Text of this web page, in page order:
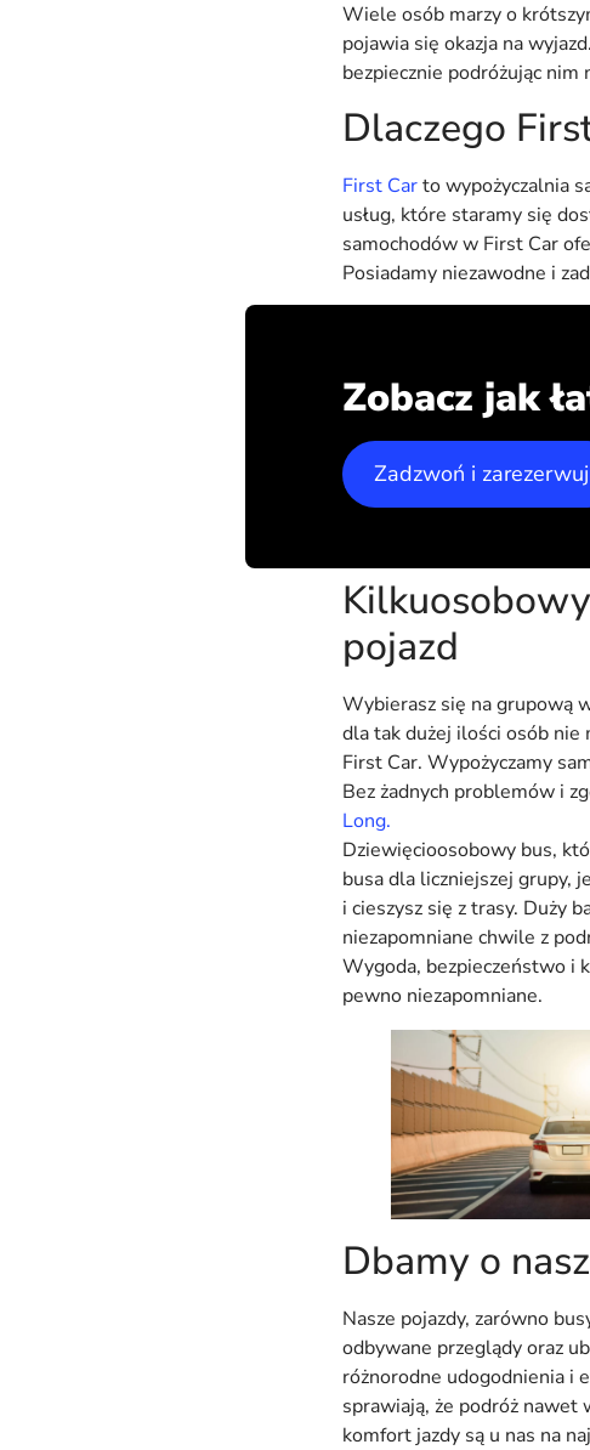
Wiele osób marzy o
pojawia się okazja na
bezpiecznie podróżując nim
Dlaczego
First Carto wypożyczalnia
usług, które staramy się
samochodów w First Car
Posiadamy niezawodne i
Zobacz jak
Zadzwoń i zarezerwuj
pojazd
Wybierasz się na grupową
dla tak dużej ilości osób
First Car. Wypożyczamy
Bez żadnych problemów i
Long.
Dziewięcioosobowy bus,
busa dla liczniejszej grupy,
i cieszysz się z trasy. Duży
niezapomniane chwile z
Wygoda, bezpieczeństwo i
pewno niezapomniane.
Dbamy o
Nasze pojazdy, zarówno
odbywane przeglądy oraz
różnorodne udogodnienia i
sprawiają, że podróż nawet
komfort jazdy są u nas na